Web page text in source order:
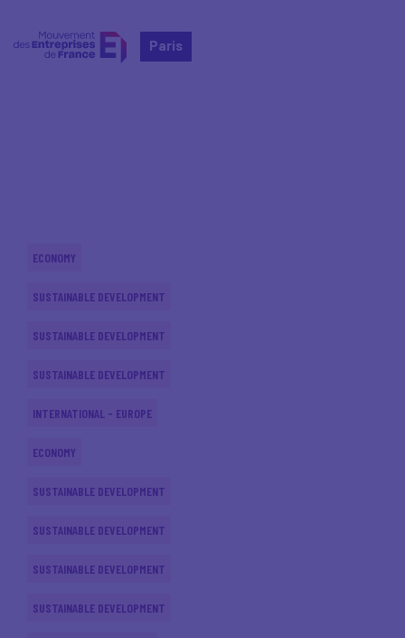
Paris
ECONOMY
SUSTAINABLE DEVELOPMENT
SUSTAINABLE DEVELOPMENT
SUSTAINABLE DEVELOPMENT
INTERNATIONAL - EUROPE
ECONOMY
SUSTAINABLE DEVELOPMENT
SUSTAINABLE DEVELOPMENT
SUSTAINABLE DEVELOPMENT
SUSTAINABLE DEVELOPMENT